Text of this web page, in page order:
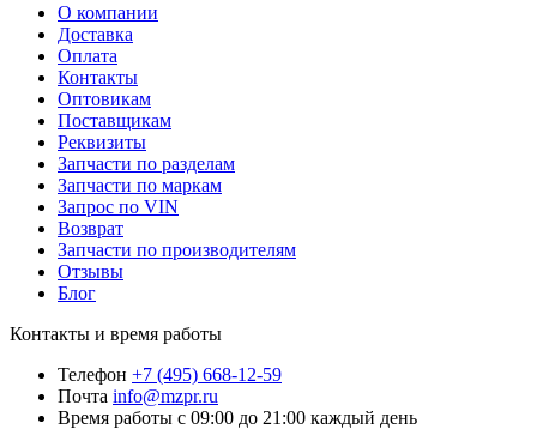
О компании
Доставка
Оплата
Контакты
Оптовикам
Поставщикам
Реквизиты
Запчасти по разделам
Запчасти по маркам
Запрос по VIN
Возврат
Запчасти по производителям
Отзывы
Блог
Контакты и время работы
Телефон +7 (495) 668-12-59
Почта info@mzpr.ru
Время работы с 09:00 до 21:00 каждый день